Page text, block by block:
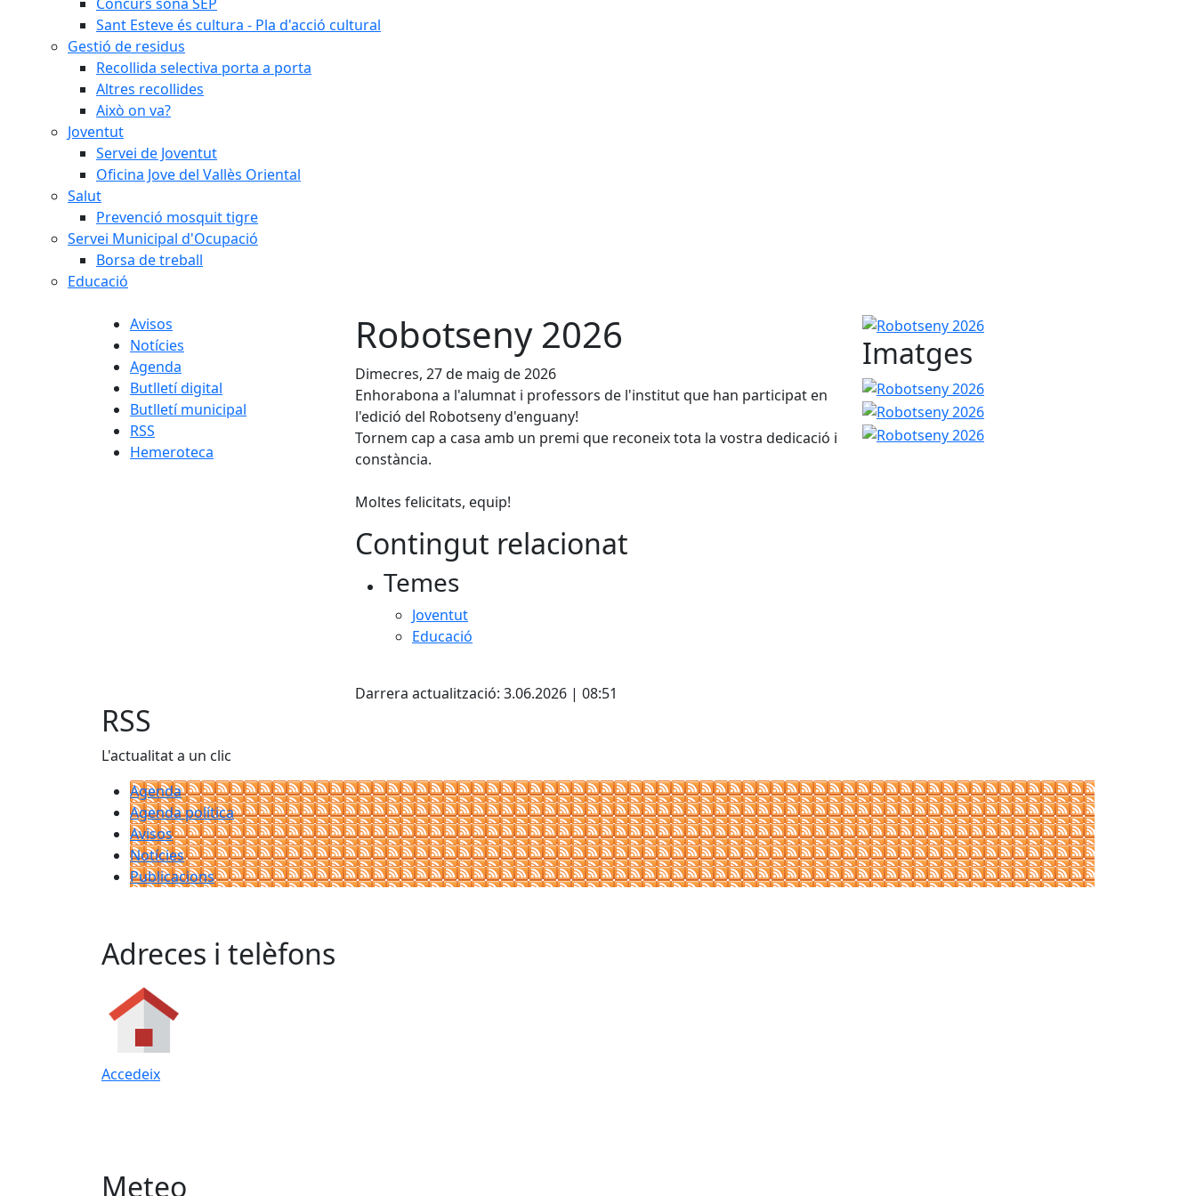
Sant Esteve és cultura - Pla d'acció cultural
Gestió de residus
Recollida selectiva porta a porta
Altres recollides
Això on va?
Joventut
Servei de Joventut
Oficina Jove del Vallès Oriental
Salut
Prevenció mosquit tigre
Servei Municipal d'Ocupació
Borsa de treball
Educació
Avisos
Notícies
Agenda
Butlletí digital
Butlletí municipal
RSS
Hemeroteca
Robotseny 2026
Dimecres, 27 de maig de 2026
Enhorabona a l'alumnat i professors de l'institut que han participat en
l'edició del Robotseny d'enguany!
Tornem cap a casa amb un premi que reconeix tota la vostra dedicació i
constància.
Moltes felicitats, equip!
Contingut relacionat
Temes
Joventut
Educació
Darrera actualització: 3.06.2026 | 08:51
Robotseny 2026
Imatges
Robotseny 2026
Robotseny 2026
Robotseny 2026
RSS
L'actualitat a un clic
Agenda
Agenda política
Avisos
Notícies
Publicacions
Adreces i telèfons
Accedeix
Meteo